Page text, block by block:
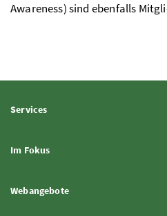
Awareness) sind ebenfalls
ServicesInhalt aufklappen
Im FokusInhalt aufklappen
WebangeboteInhalt aufklappen